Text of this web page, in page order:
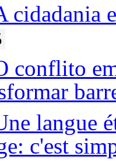
cidadania
conflito
langue
c'est